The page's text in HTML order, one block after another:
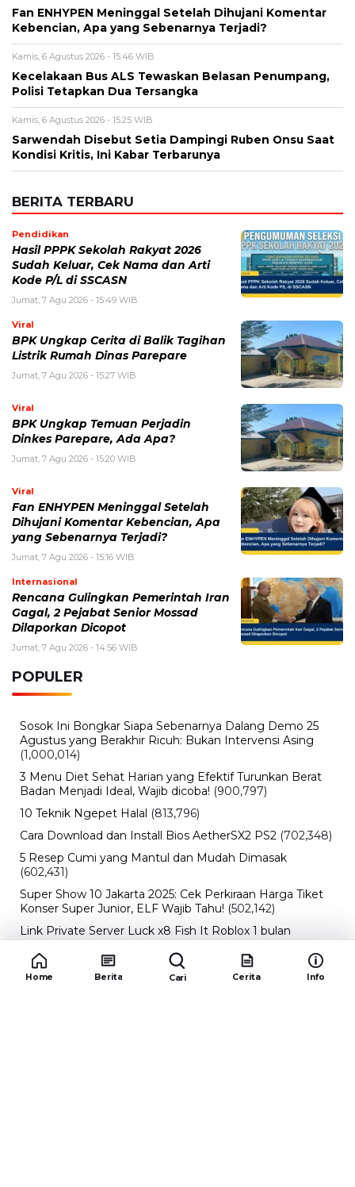
Fan ENHYPEN Meninggal Setelah Dihujani Komentar
Kebencian, Apa yang Sebenarnya Terjadi?
Kamis, 6 Agustus 2026 - 15:46 WIB
Kecelakaan Bus ALS Tewaskan Belasan Penumpang,
Polisi Tetapkan Dua Tersangka
Kamis, 6 Agustus 2026 - 15:25 WIB
Sarwendah Disebut Setia Dampingi Ruben Onsu Saat
Kondisi Kritis, Ini Kabar Terbarunya
BERITA TERBARU
Pendidikan
Hasil PPPK Sekolah Rakyat 2026
Sudah Keluar, Cek Nama dan Arti
Kode P/L di SSCASN
Jumat, 7 Agu 2026 - 15:49 WIB
Viral
BPK Ungkap Cerita di Balik Tagihan
Listrik Rumah Dinas Parepare
Jumat, 7 Agu 2026 - 15:27 WIB
Viral
BPK Ungkap Temuan Perjadin
Dinkes Parepare, Ada Apa?
Jumat, 7 Agu 2026 - 15:20 WIB
Viral
Fan ENHYPEN Meninggal Setelah
Dihujani Komentar Kebencian, Apa
yang Sebenarnya Terjadi?
Jumat, 7 Agu 2026 - 15:16 WIB
Internasional
Rencana Gulingkan Pemerintah Iran
Gagal, 2 Pejabat Senior Mossad
Dilaporkan Dicopot
Jumat, 7 Agu 2026 - 14:56 WIB
POPULER
Sosok Ini Bongkar Siapa Sebenarnya Dalang Demo 25
Agustus yang Berakhir Ricuh: Bukan Intervensi Asing
(1,000,014)
3 Menu Diet Sehat Harian yang Efektif Turunkan Berat
Badan Menjadi Ideal, Wajib dicoba! (900,797)
10 Teknik Ngepet Halal (813,796)
Cara Download dan Install Bios AetherSX2 PS2 (702,348)
5 Resep Cumi yang Mantul dan Mudah Dimasak
(602,431)
Super Show 10 Jakarta 2025: Cek Perkiraan Harga Tiket
Konser Super Junior, ELF Wajib Tahu! (502,142)
Link Private Server Luck x8 Fish It Roblox 1 bulan
Diadakan oleh Redaksiku.com: Event Langka dengan
Drop Rate yang Melejit
(424,816)
10 Film Indonesia Tayang November 2024, Ada Film
Home Berita Cari Cerita Info